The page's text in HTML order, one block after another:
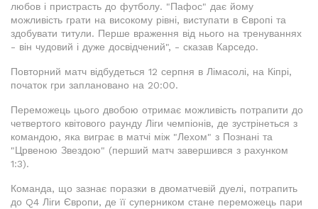
любов і пристрасть до футболу. "Пафос" дає йому
можливість грати на високому рівні, виступати в Європі та
здобувати титули. Перше враження від нього на тренуваннях
- він чудовий і дуже досвідчений", - сказав Карседо.
Повторний матч відбудеться 12 серпня в Лімасолі, на Кіпрі,
початок гри заплановано на 20:00.
Переможець цього двобою отримає можливість потрапити до
четвертого квітового раунду Ліги чемпіонів, де зустрінеться з
командою, яка виграє в матчі між "Лехом" з Познані та
"Црвеною Звездою" (перший матч завершився з рахунком
1:3).
Команда, що зазнає поразки в двоматчевій дуелі, потрапить
до Q4 Ліги Європи, де її суперником стане переможець пари